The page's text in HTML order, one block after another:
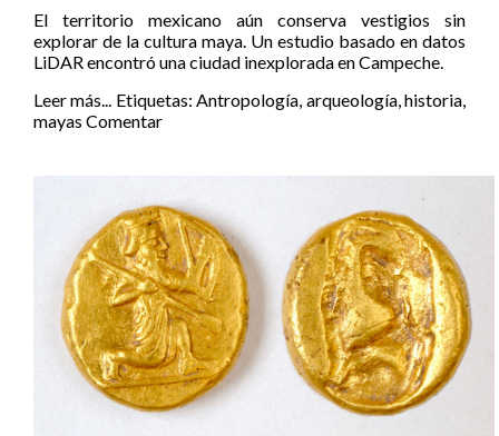
El territorio mexicano aún conserva vestigios sin
explorar de la cultura maya. Un estudio basado en datos
LiDAR encontró una ciudad inexplorada en Campeche.
Leer más... Etiquetas:Antropología, arqueología,historia,
mayas Comentar